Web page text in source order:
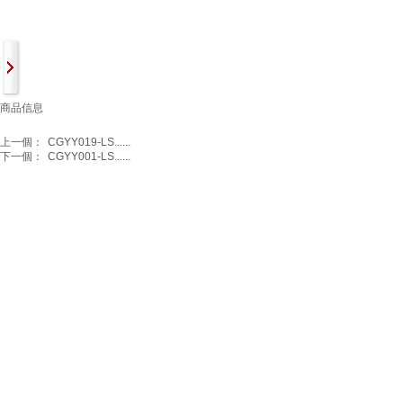
商品信息
上一個：
CGYY019-LS......
下一個：
CGYY001-LS......